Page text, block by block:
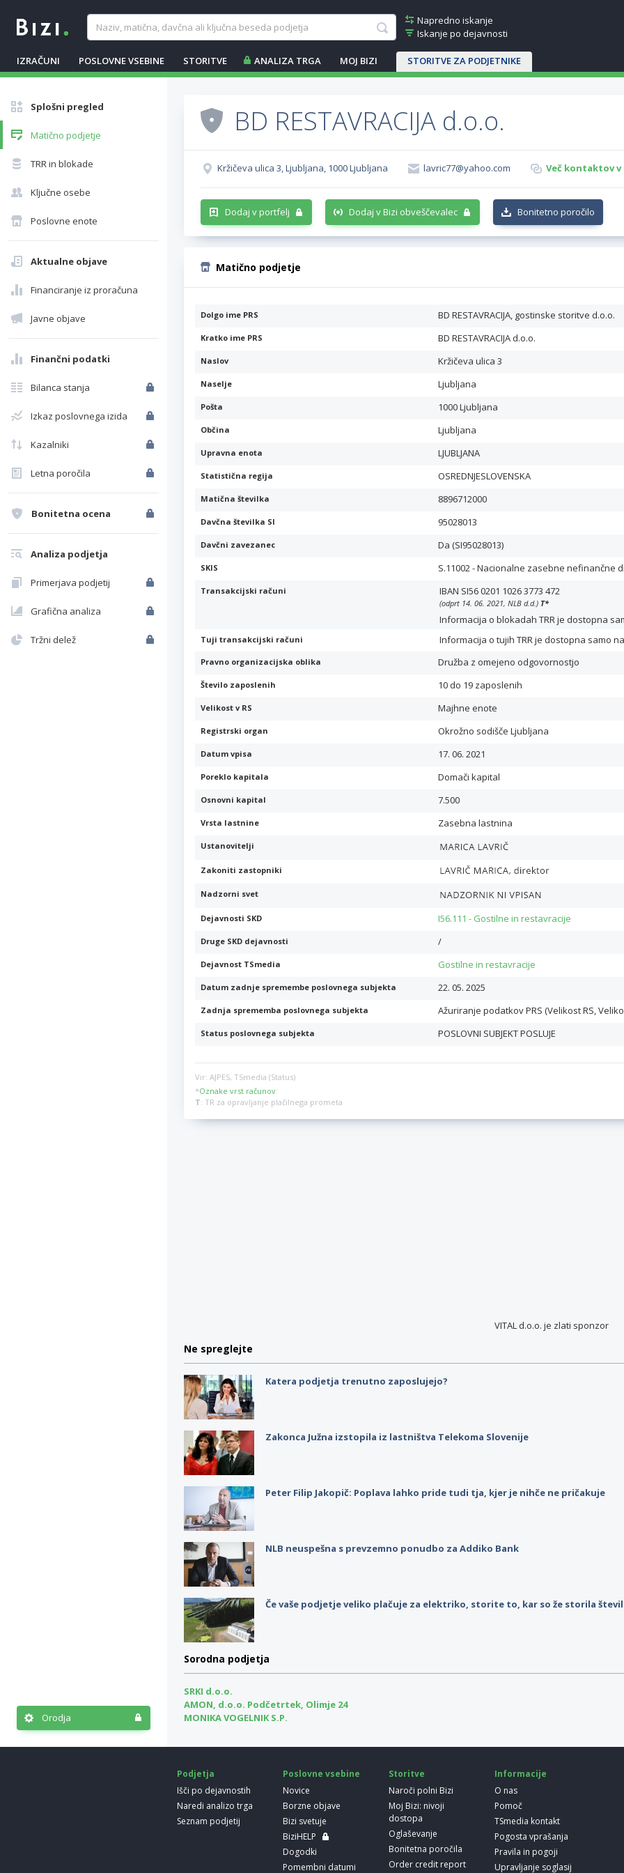
Napredno iskanje
Iskanje po dejavnosti
IZRAČUNI POSLOVNE VSEBINE STORITVE ANALIZA TRGA MOJ BIZI STORITVE ZA PODJETNIKE
Splošni pregled
Matično podjetje
TRR in blokade
Ključne osebe
Poslovne enote
Aktualne objave
Financiranje iz proračuna
Javne objave
Finančni podatki
Bilanca stanja
Izkaz poslovnega izida
Kazalniki
Letna poročila
Bonitetna ocena
Analiza podjetja
Primerjava podjetij
Grafična analiza
Tržni delež
Orodja
BD RESTAVRACIJA d.o.o.
Kržičeva ulica 3, Ljubljana, 1000 Ljubljana lavric77@yahoo.com Več kontaktov v
Dodaj v portfelj Dodaj v Bizi obveščevalec Bonitetno poročilo
Matično podjetje
Dolgo ime PRS BD RESTAVRACIJA, gostinske storitve d.o.o.
Kratko ime PRS BD RESTAVRACIJA d.o.o.
Naslov Kržičeva ulica 3
Naselje Ljubljana
Pošta 1000 Ljubljana
Občina Ljubljana
Upravna enota LJUBLJANA
Statistična regija OSREDNJESLOVENSKA
Matična številka 8896712000
Davčna številka SI 95028013
Davčni zavezanec Da (SI95028013)
SKIS S.11002 - Nacionalne zasebne nefinančne
Transakcijski računi IBAN SI56 0201 1026 3773 472
(odprt 14. 06. 2021, NLB d.d.) T*
Informacija o blokadah TRR je dostopna
Tuji transakcijski računi Informacija o tujih TRR je dostopna samo
Pravno organizacijska oblika Družba z omejeno odgovornostjo
Število zaposlenih 10 do 19 zaposlenih
Velikost v RS Majhne enote
Registrski organ Okrožno sodišče Ljubljana
Datum vpisa 17. 06. 2021
Poreklo kapitala Domači kapital
Osnovni kapital 7.500
Vrsta lastnine Zasebna lastnina
Ustanovitelji
Zakoniti zastopniki
Nadzorni svet
Dejavnosti SKD I56.111 - Gostilne in restavracije
Druge SKD dejavnosti /
Dejavnost TSmedia Gostilne in restavracije
Datum zadnje spremembe poslovnega subjekta 22. 05. 2025
Zadnja sprememba poslovnega subjekta Ažuriranje podatkov PRS (Velikost RS,
Status poslovnega subjekta POSLOVNI SUBJEKT POSLUJE
Vir: AJPES, TSmedia (Status)
*Oznake vrst računov:
T: TR za opravljanje plačilnega prometa
VITAL d.o.o. je zlati sponzor
Ne spreglejte
Katera podjetja trenutno zaposlujejo?
Zakonca Južna izstopila iz lastništva Telekoma Slovenije
Peter Filip Jakopič: Poplava lahko pride tudi tja, kjer je nihče ne pričakuje
NLB neuspešna s prevzemno ponudbo za Addiko Bank
Če vaše podjetje veliko plačuje za elektriko, storite to, kar so že storila
Sorodna podjetja
SRKI d.o.o.
AMON, d.o.o. Podčetrtek, Olimje 24
MONIKA VOGELNIK S.P.
Podjetja
Išči po dejavnostih
Naredi analizo trga
Seznam podjetij
Poslovne vsebine
Novice
Borzne objave
Bizi svetuje
BiziHELP
Dogodki
Pomembni datumi
Storitve
Naroči polni Bizi
Moj Bizi: nivoji
dostopa
Oglaševanje
Bonitetna poročila
Order credit report
Informacije
O nas
Pomoč
TSmedia kontakt
Pogosta vprašanja
Pravila in pogoji
Upravljanje soglasij